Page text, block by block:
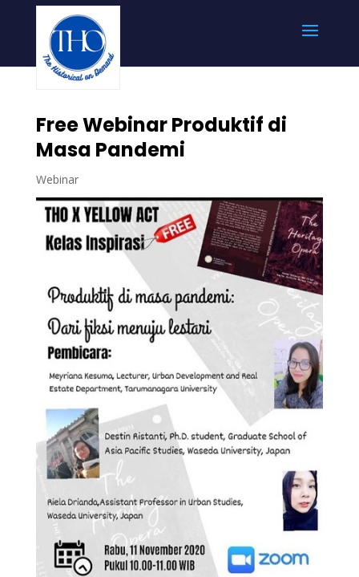
Free Webinar Produktif di
Masa Pandemi
Webinar